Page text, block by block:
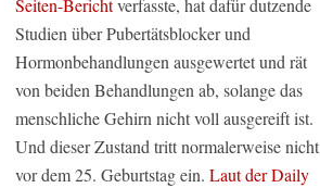
Seiten-Berichtverfasste, hat dafür dutzende
Studien über Pubertätsblocker und
Hormonbehandlungen ausgewertet und rät
von beiden Behandlungen ab, solange das
menschliche Gehirn nicht voll ausgereift ist.
Und dieser Zustand tritt normalerweise nicht
vor dem 25. Geburtstag ein. Laut derDaily